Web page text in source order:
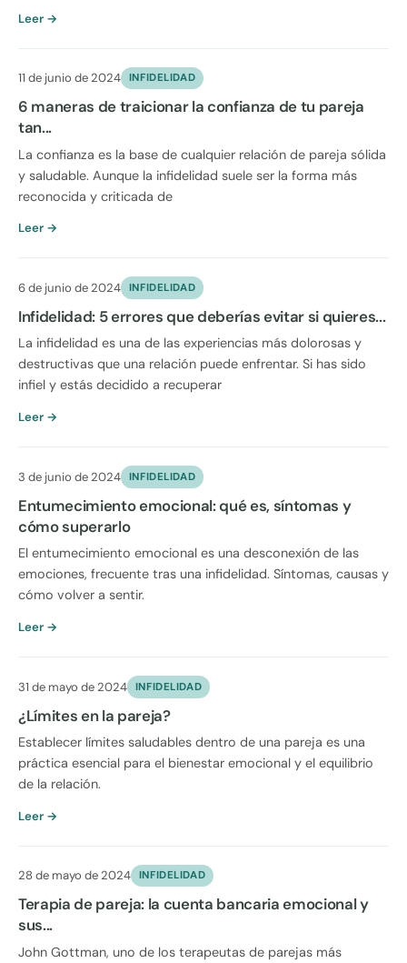
Leer →
11 de junio de 2024 INFIDELIDAD
6 maneras de traicionar la confianza de tu pareja
tan...
La confianza es la base de cualquier relación de pareja sólida
y saludable. Aunque la infidelidad suele ser la forma más
reconocida y criticada de
Leer →
6 de junio de 2024 INFIDELIDAD
Infidelidad: 5 errores que deberías evitar si quieres...
La infidelidad es una de las experiencias más dolorosas y
destructivas que una relación puede enfrentar. Si has sido
infiel y estás decidido a recuperar
Leer →
3 de junio de 2024 INFIDELIDAD
Entumecimiento emocional: qué es, síntomas y
cómo superarlo
El entumecimiento emocional es una desconexión de las
emociones, frecuente tras una infidelidad. Síntomas, causas y
cómo volver a sentir.
Leer →
31 de mayo de 2024 INFIDELIDAD
¿Límites en la pareja?
Establecer límites saludables dentro de una pareja es una
práctica esencial para el bienestar emocional y el equilibrio
de la relación.
Leer →
28 de mayo de 2024 INFIDELIDAD
Terapia de pareja: la cuenta bancaria emocional y
sus...
John Gottman, uno de los terapeutas de parejas más